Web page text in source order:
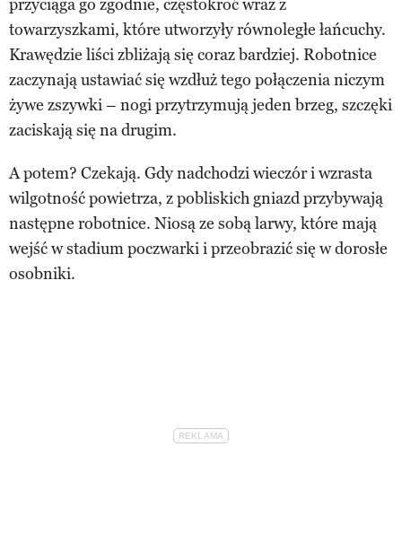
przyciąga go zgodnie, częstokroć wraz z
towarzyszkami, które utworzyły równoległe łańcuchy.
Krawędzie liści zbliżają się coraz bardziej. Robotnice
zaczynają ustawiać się wzdłuż tego połączenia niczym
żywe zszywki – nogi przytrzymują jeden brzeg, szczęki
zaciskają się na drugim.
A potem? Czekają. Gdy nadchodzi wieczór i wzrasta
wilgotność powietrza, z pobliskich gniazd przybywają
następne robotnice. Niosą ze sobą larwy, które mają
wejść w stadium poczwarki i przeobrazić się w dorosłe
osobniki.